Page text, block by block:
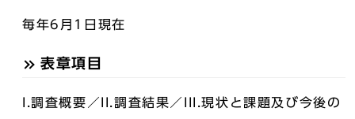
毎年6月1日現在
表章項目
I.調査概要／II.調査結果／III.現状と課題及び今後の